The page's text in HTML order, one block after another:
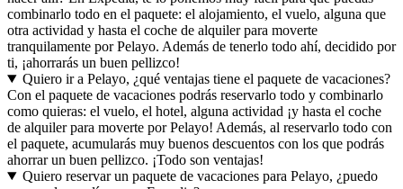
combinarlo todo en el paquete: el alojamiento, el vuelo, alguna que
otra actividad y hasta el coche de alquiler para moverte
tranquilamente por Pelayo. Además de tenerlo todo ahí, decidido por
ti, ¡ahorrarás un buen pellizco!
Quiero ir a Pelayo, ¿qué ventajas tiene el paquete de vacaciones?
Con el paquete de vacaciones podrás reservarlo todo y combinarlo
como quieras: el vuelo, el hotel, alguna actividad ¡y hasta el coche
de alquiler para moverte por Pelayo! Además, al reservarlo todo con
el paquete, acumularás muy buenos descuentos con los que podrás
ahorrar un buen pellizco. ¡Todo son ventajas!
Quiero reservar un paquete de vacaciones para Pelayo, ¿puedo